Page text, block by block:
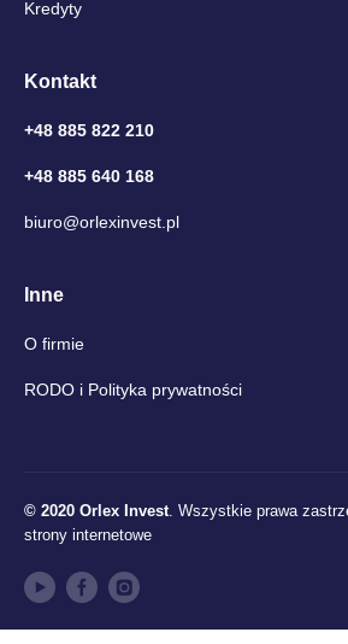
Kredyty
Kontakt
+48 885 822 210
+48 885 640 168
biuro@orlexinvest.pl
Inne
O firmie
RODO i Polityka prywatności
© 2020 Orlex Invest. Wszystkie prawa
strony internetowe